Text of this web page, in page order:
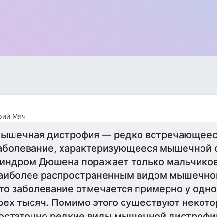
Мяч
дистрофия — редко
характеризующееся мышечной
Дюшена поражает только
распространенным видом
заболевание отмечается примерно у
тысяч. Помимо этого существуют